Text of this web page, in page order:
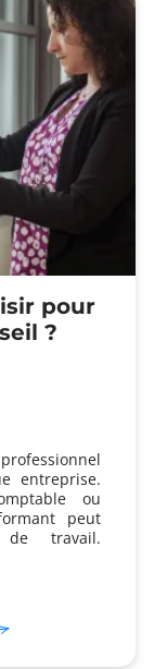
pour
?
entreprise.
ou
peut
de travail.